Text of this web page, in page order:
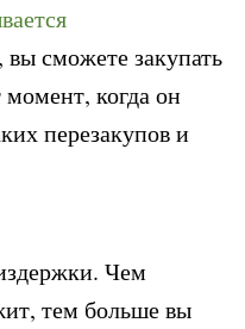
, вы сможете закупать
момент, когда он
перезакупов и
Чем
тем больше вы